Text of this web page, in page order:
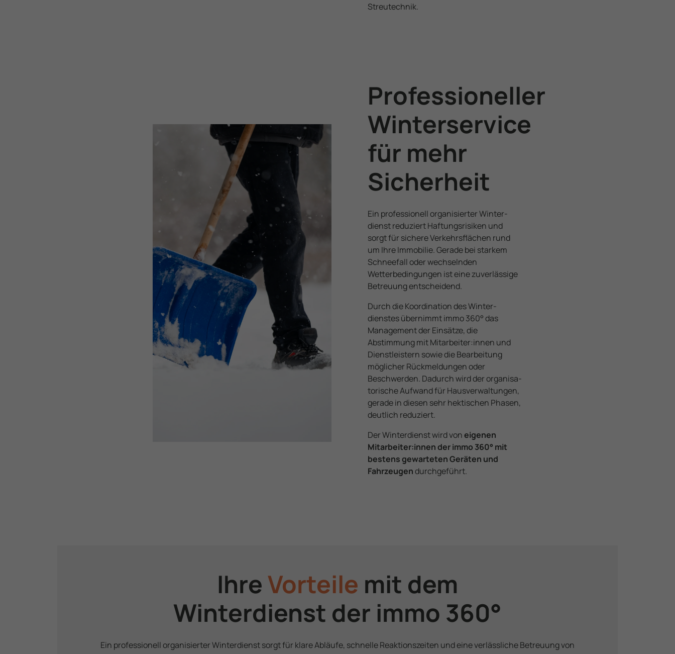
Streutechnik.
Professioneller
Winterservice
für mehr
Sicherheit
Ein professionell organisierter Winter­
dienst reduziert Haftungs­risiken und
sorgt für sichere Verkehrsflächen rund
um Ihre Immobilie. Gerade bei starkem
Schneefall oder wechselnden
Wetterbedingungen ist eine zuver­lässige
Betreuung entscheidend.
Durch die Koordination des Winter­
dienstes übernimmt immo 360° das
Management der Einsätze, die
Abstimmung mit Mitarbeiter­:innen und
Dienst­leistern sowie die Bearbeitung
möglicher Rückmeldungen oder
Beschwerden. Dadurch wird der organisa­
torische Aufwand für Haus­verwaltungen,
gerade in diesen sehr hektischen Phasen,
deutlich reduziert.
Der Winter­dienst wird voneigenen
Mitarbeiter­:innen der immo 360° mit
bestens gewarteten Geräten und
Fahrzeugendurchgeführt.
IhreVorteile mit dem
Winter­dienst der immo 360°
Ein professionell organisierter Winter­dienst sorgt für klare Abläufe, schnelle Reaktionszeiten und eine verlässliche Betreuung von